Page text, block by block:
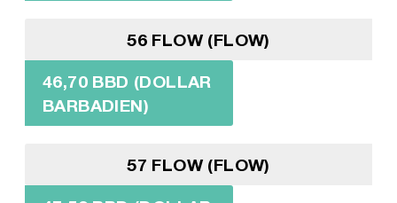
56 FLOW (FLOW)
46,70 BBD (DOLLAR
BARBADIEN)
57 FLOW (FLOW)